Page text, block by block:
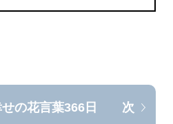
の花言葉366日 次